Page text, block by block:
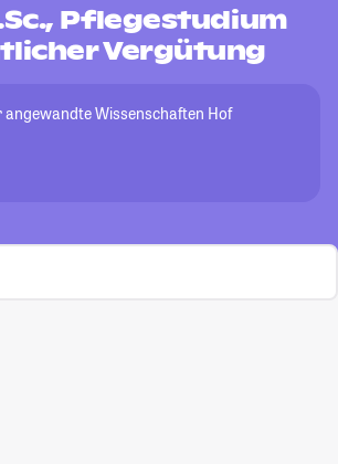
Pflegestudium
Vergütung
angewandte Wissenschaften Hof